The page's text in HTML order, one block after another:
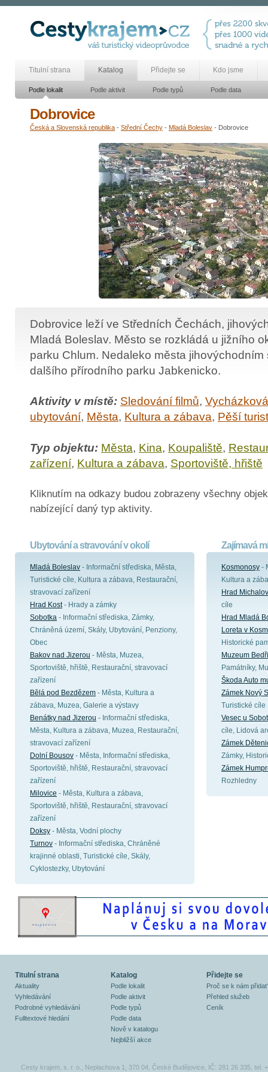
Titulní strana Katalog Přidejte se Kdo jsme
Podle lokalit Podle aktivit Podle typů Podle data
Dobrovice
Česká a Slovenská republika - Střední Čechy - Mladá Boleslav - Dobrovice
Dobrovice leží ve Středních Čechách,
Mladá Boleslav. Město se rozkládá u jižního
parku Chlum. Nedaleko města jihovýchodním
dalšího přírodního parku Jabkenicko.
Aktivity v místě: Sledování filmů, Vycházková
ubytování, Města, Kultura a zábava, Pěší
Typ objektu: Města, Kina, Koupaliště,
zařízení, Kultura a zábava, Sportoviště, hřiště
Kliknutím na odkazy budou zobrazeny všechny
nabízející daný typ aktivity.
Ubytování a stravování v okolí
Mladá Boleslav - Informační střediska, Města,
Turistické cíle, Kultura a zábava, Restaurační,
stravovací zařízení
Hrad Kost- Hrady a zámky
Sobotka - Informační střediska, Zámky,
Chráněná území, Skály, Ubytování, Penziony,
Obec
Bakov nad Jizerou - Města, Muzea,
Sportoviště, hřiště, Restaurační, stravovací
zařízení
Bělá pod Bezdězem - Města, Kultura a
zábava, Muzea, Galerie a výstavy
Benátky nad Jizerou - Informační střediska,
Města, Kultura a zábava, Muzea, Restaurační,
stravovací zařízení
Dolní Bousov - Města, Informační střediska,
Sportoviště, hřiště, Restaurační, stravovací
zařízení
Milovice - Města, Kultura a zábava,
Sportoviště, hřiště, Restaurační, stravovací
zařízení
Doksy - Města, Vodní plochy
Turnov - Informační střediska, Chráněné
krajinné oblasti, Turistické cíle, Skály,
Cyklostezky, Ubytování
Zajímavá
Kosmonosy -
Kultura a
Hrad
cíle
Hrad Mladá
Loreta v
Historické
Muzeum
Památníky,
Škoda Auto
Zámek Nový
Turistické cíle
Vesec u
cíle, Lidová
Zámek
Zámky,
Zámek
Rozhledny
Titulní strana
Aktuality
Vyhledávání
Podrobné vyhledávání
Fulltextové hledání
Katalog
Podle lokalit
Podle aktivit
Podle typů
Podle data
Nově v katalogu
Nejbližší akce
Přidejte se
Proč se k nám
Přehled služeb
Ceník
Cesty krajem, s. r. o., Neplachova 1, 370 04, České Budějovice, IČ: 281 26 335, tel.